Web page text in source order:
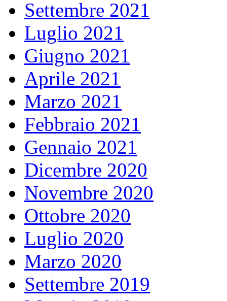
Settembre 2021
Luglio 2021
Giugno 2021
Aprile 2021
Marzo 2021
Febbraio 2021
Gennaio 2021
Dicembre 2020
Novembre 2020
Ottobre 2020
Luglio 2020
Marzo 2020
Settembre 2019